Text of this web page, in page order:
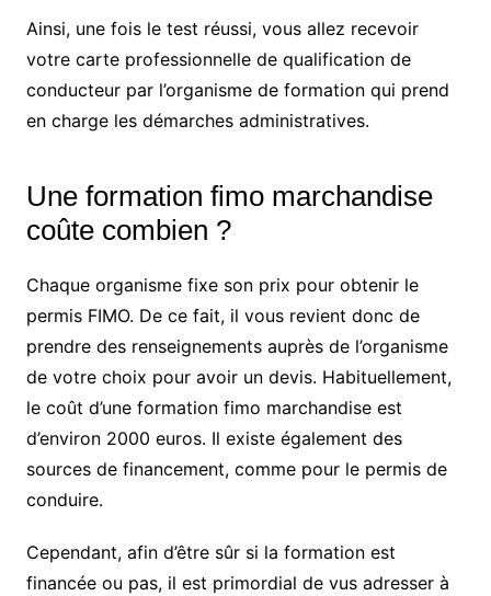
Ainsi, une fois le test réussi, vous allez recevoir
votre carte professionnelle de qualification de
conducteur par l’organisme de formation qui prend
en charge les démarches administratives.
Une formation fimo marchandise
coûte combien ?
Chaque organisme fixe son prix pour obtenir le
permis FIMO. De ce fait, il vous revient donc de
prendre des renseignements auprès de l’organisme
de votre choix pour avoir un devis. Habituellement,
le coût d’une formation fimo marchandise est
d’environ 2000 euros. Il existe également des
sources de financement, comme pour le permis de
conduire.
Cependant, afin d’être sûr si la formation est
financée ou pas, il est primordial de vus adresser à